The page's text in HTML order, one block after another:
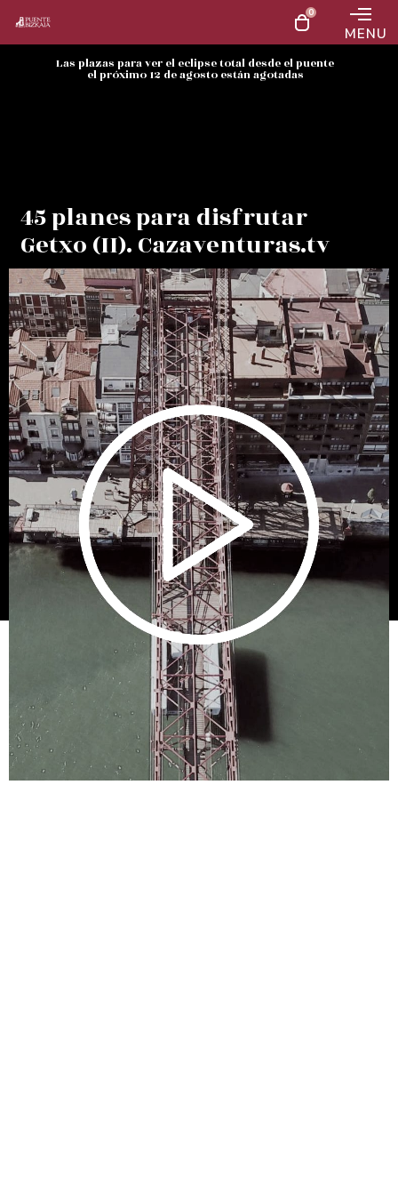
0
MENU
Las plazas para ver el eclipse total desde el puente
el próximo 12 de agosto están agotadas
45 planes para disfrutar
Getxo (II). Cazaventuras.tv